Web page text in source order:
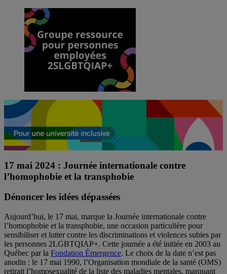
17 mai 2024 : Journée internationale contre
l’homophobie et la transphobie
Dénoncer les idées dépassées
Aujourd’hui, le 17 mai, marque la Journée internationale contre
l’homophobie et la transphobie, une occasion particulière pour
sensibiliser et lutter contre les discriminations et violences subies par
les personnes 2LGBTQIAP+. Cette journée a été initiée en 2003 au
Québec par la Fondation Émergence. Le choix de la date n’est pas
anodin : le 17 mai 1990, l’Organisation mondiale de la santé (OMS)
retirait l’homosexualité de la liste des maladies mentales, marquant